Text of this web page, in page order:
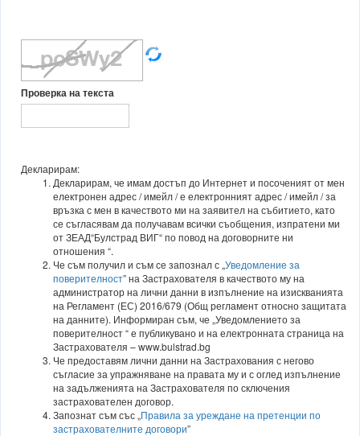
Проверка на текста
Декларирам:
Декларирам, че имам достъп до Интернет и посоченият от мен
електронен адрес / имейл / е електронният адрес / имейл / за
връзка с мен в качеството ми на заявител на събитието, като
се съгласявам да получавам всички съобщения, изпратени ми
от ЗЕАД“Булстрад ВИГ“ по повод на договорните ни
отношения “.
Че съм получил и съм се запознал с „Уведомление за
поверителност” на Застрахователя в качеството му на
администратор на лични данни в изпълнение на изискванията
на Регламент (ЕС) 2016/679 (Общ регламент относно защитата
на данните). Информиран съм, че „Уведомлението за
поверителност “ е публикувано и на електронната страница на
Застрахователя – www.bulstrad.bg
Че предоставям лични данни на Застрахования с негово
съгласие за упражняване на правата му и с оглед изпълнение
на задълженията на Застрахователя по сключения
застрахователен договор.
Запознат съм със „Правила за уреждане на претенции по
застрахователните договори”